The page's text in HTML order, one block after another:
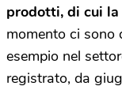
prodotti, di cui
momento ci
esempio nel
registrato, da